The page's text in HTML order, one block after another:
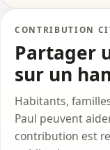
CONTRIBUTION
Partager
sur un
Habitants,
Paul peuvent
contribution est